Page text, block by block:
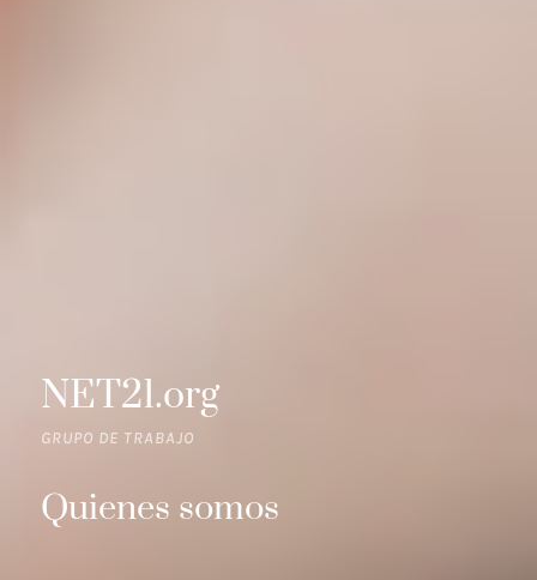
NET21.org
GRUPO DE TRABAJO
Quienes somos